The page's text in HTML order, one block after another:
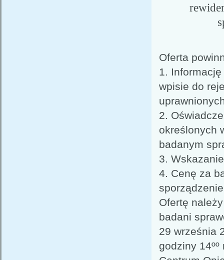
Oferta
1.
wpisie do
2.
określonych
badanym
3.
4. Cenę za
Ofertę
badani
29 września
godziny